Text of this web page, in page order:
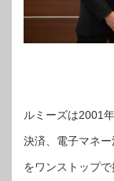
ルミーズは2001
決済、電子マネ
をワンストップ